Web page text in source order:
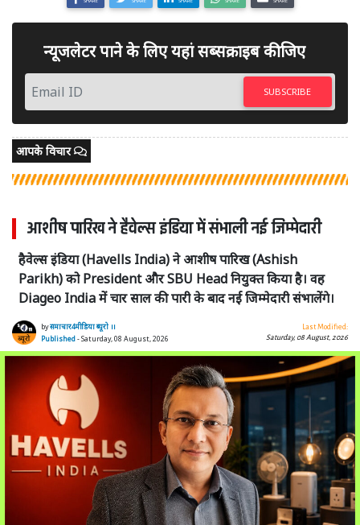
न्यूजलेटर पाने के लिए यहां सब्सक्राइब कीजिए
SUBSCRIBE
आपके विचार
आशीष पारिख ने हैवेल्स इंडिया में संभाली नई जिम्मेदारी
हैवेल्स इंडिया (Havells India) ने आशीष पारिख (Ashish
Parikh) को President और SBU Head नियुक्त किया है। वह
Diageo India में चार साल की पारी के बाद नई जिम्मेदारी संभालेंगे।
byसमाचार4मीडिया ब्यूरो ।।
Published- Saturday, 08 August, 2026
Last Modified:
Saturday, 08 August, 2026